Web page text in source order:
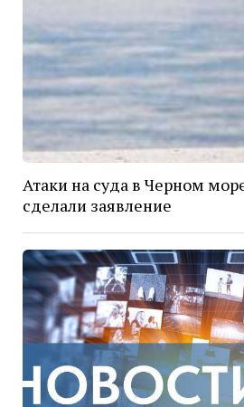
Атаки на суда в Черном
сделали заявление